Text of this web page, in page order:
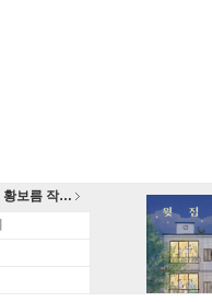
뮤지컬 〈휴남동 서점〉X 황보름 작가 북토크